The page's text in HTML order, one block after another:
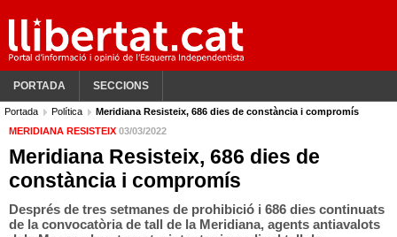
PORTADA SECCIONS
Portada Política
Meridiana Resisteix, 686 dies de constància i compromís
MERIDIANA RESISTEIX 03/03/2022
Meridiana Resisteix, 686 dies de
constància i compromís
Després de tres setmanes de prohibició i 686 dies continuats
de la convocatòria de tall de la Meridiana, agents antiavalots